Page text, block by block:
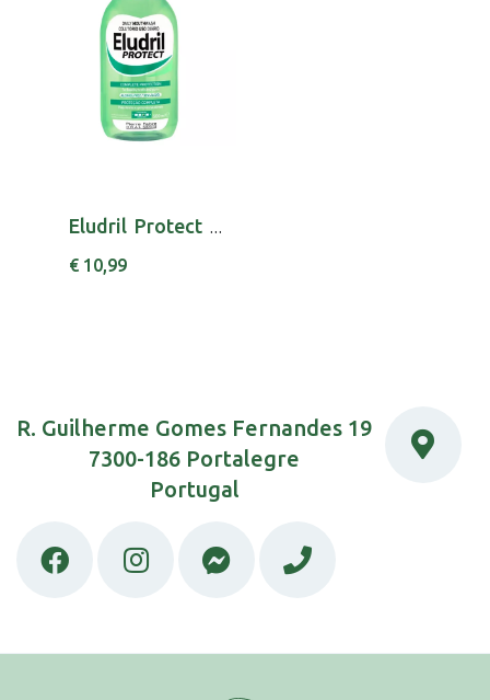
Eludril Protect Colut 500Ml
€ 10,99
R. Guilherme Gomes Fernandes 19
7300-186 Portalegre
Portugal